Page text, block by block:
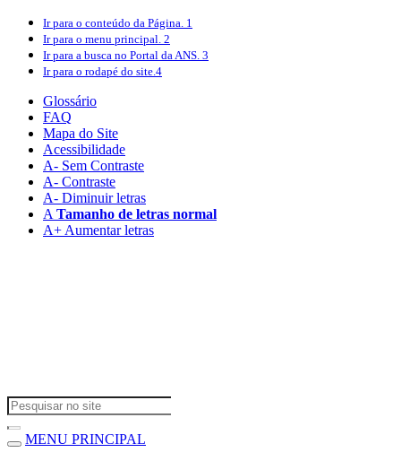
Ir para o conteúdo da Página. 1
Ir para o menu principal. 2
Ir para a busca no Portal da ANS. 3
Ir para o rodapé do site.4
Glossário
FAQ
Mapa do Site
Acessibilidade
A- Sem Contraste
A- Contraste
A- Diminuir letras
A Tamanho de letras normal
A+ Aumentar letras
MENU PRINCIPAL